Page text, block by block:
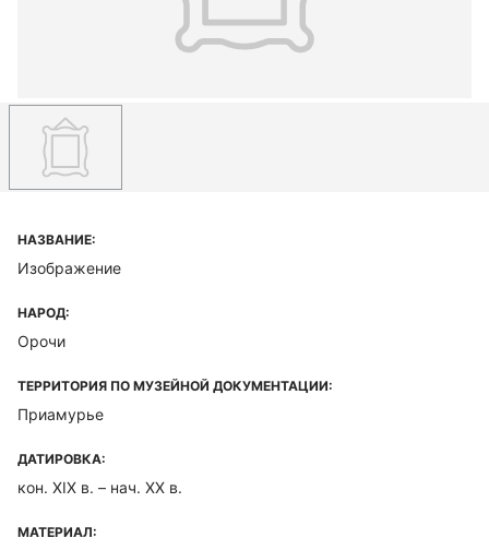
НАЗВАНИЕ:
Изображение
НАРОД:
Орочи
ТЕРРИТОРИЯ ПО МУЗЕЙНОЙ ДОКУМЕНТАЦИИ:
Приамурье
ДАТИРОВКА:
кон. XIX в. – нач. XX в.
МАТЕРИАЛ: